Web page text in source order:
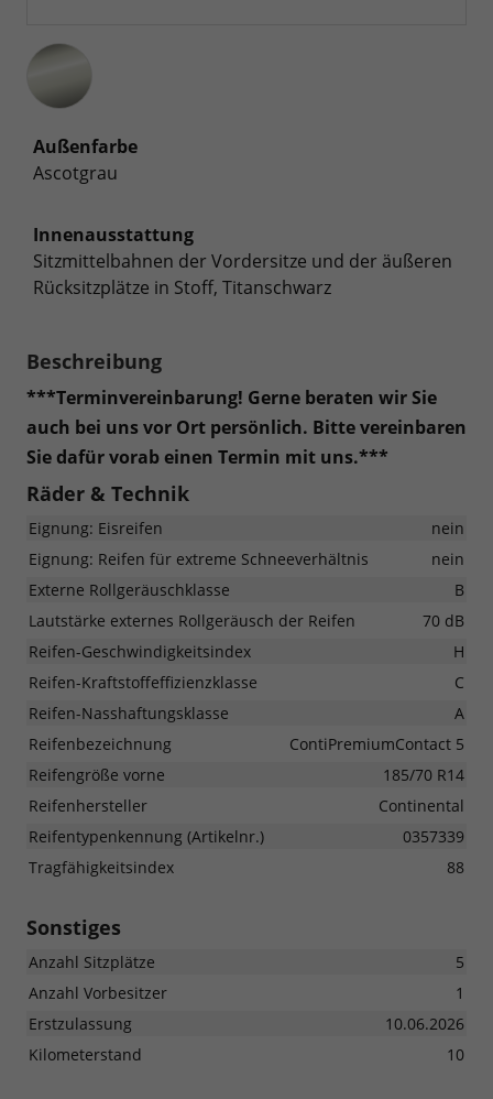
Außenfarbe
Ascotgrau
Innenausstattung
Sitzmittelbahnen der Vordersitze und der äußeren
Rücksitzplätze in Stoff, Titanschwarz
Beschreibung
***Terminvereinbarung! Gerne beraten wir Sie
auch bei uns vor Ort persönlich. Bitte vereinbaren
Sie dafür vorab einen Termin mit uns.***
Räder & Technik
Eignung: Eisreifen
nein
Eignung: Reifen für extreme Schneeverhältnis
nein
Externe Rollgeräuschklasse
B
Lautstärke externes Rollgeräusch der Reifen
70 dB
Reifen-Geschwindigkeitsindex
H
Reifen-Kraftstoffeffizienzklasse
C
Reifen-Nasshaftungsklasse
A
Reifenbezeichnung
ContiPremiumContact 5
Reifengröße vorne
185/70 R14
Reifenhersteller
Continental
Reifentypenkennung (Artikelnr.)
0357339
Tragfähigkeitsindex
88
Sonstiges
Anzahl Sitzplätze
5
Anzahl Vorbesitzer
1
Erstzulassung
10.06.2026
Kilometerstand
10